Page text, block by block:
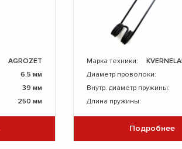
AGROZET
6.5 мм
39 мм
250 мм
Марка техники:
Диаметр проволоки:
Внутр. диаметр пружины:
Длина пружины:
Подробнее